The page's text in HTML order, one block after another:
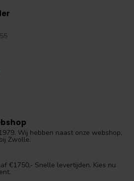
Wij hebben naast onze webshop,
Zwolle.
€1750,- Snelle levertijden. Kies nu